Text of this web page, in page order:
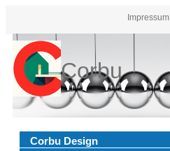
Impressum
Corbu
Corbu Design